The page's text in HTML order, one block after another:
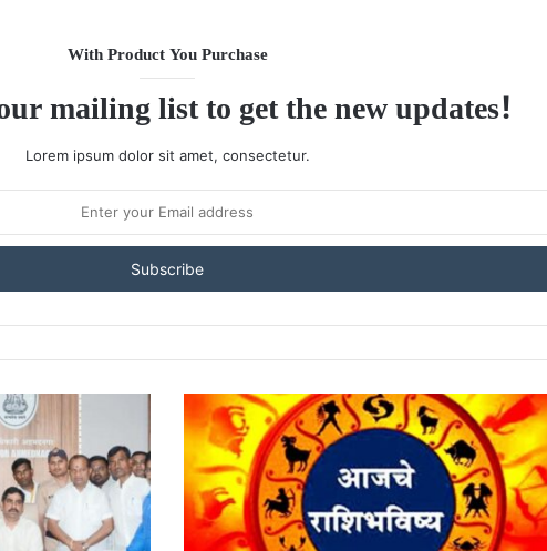
With Product You Purchase
mailing list to get the new updates!
Lorem ipsum dolor sit amet, consectetur.